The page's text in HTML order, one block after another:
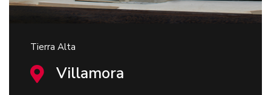
Tierra Alta
Villamora